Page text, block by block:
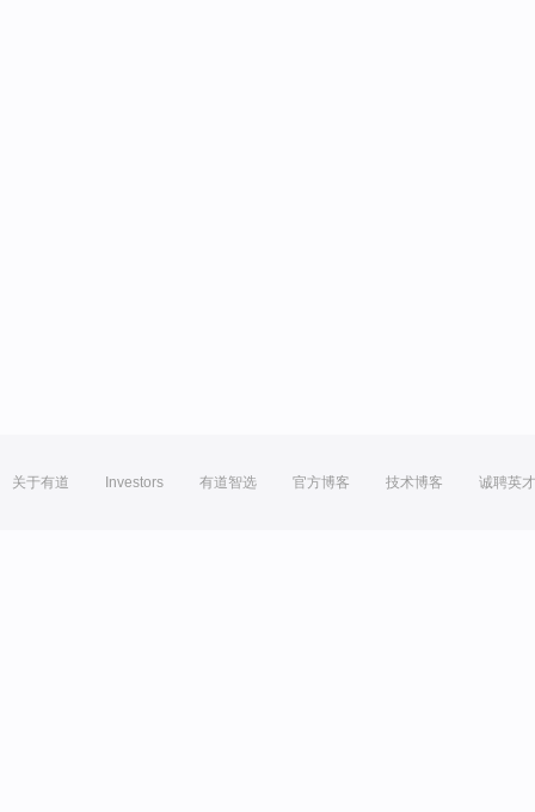
关于有道 Investors 有道智选 官方博客 技术博客 诚聘英才